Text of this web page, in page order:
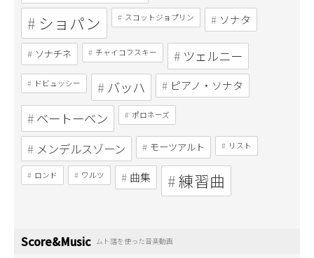
ショパン スコットジョプリン ソナタ
ソナチネ チャイコフスキー ツェルニー
ドビュッシー バッハ ピアノ・ソナタ
ベートーベン ポロネーズ
メンデルスゾーン モーツアルト リスト
ロンド ワルツ 曲集 練習曲
Score&Music ムト譜を使った音楽動画